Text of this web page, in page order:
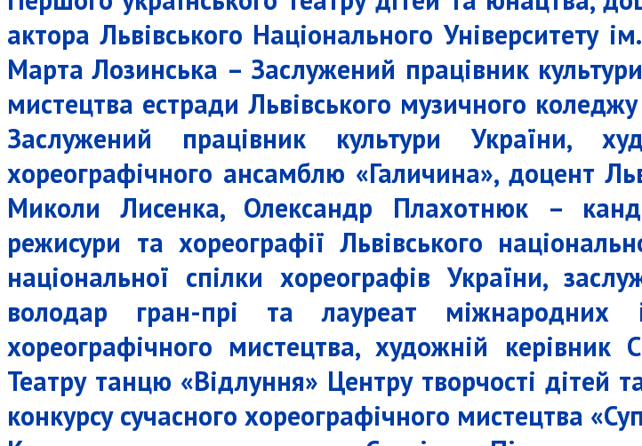
актора Львівського Національного Університету
Марта Лозинська – Заслужений працівник
мистецтва естради Львівського музичного
Заслужений працівник культури України,
хореографічного ансамблю «Галичина», доцент
Миколи Лисенка, Олександр Плахотнюк –
режисури та хореографії Львівського
національної спілки хореографів України,
володар гран-прі та лауреат міжнародних
хореографічного мистецтва, художній
Театру танцю «Відлуння» Центру творчості
конкурсу сучасного хореографічного мистецтва